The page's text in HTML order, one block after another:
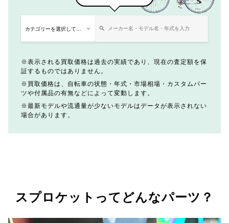
表示される買取価格は過去の実績であり、現在の査定額を保
証するものではありません。
買取価格は、自転車の状態・年式・市場相場・カスタムパー
ツや付属品の有無などによって変動します。
最新モデルや流通量が少ないモデルはデータが表示されない
場合があります。
スプロケットってどんなパーツ？